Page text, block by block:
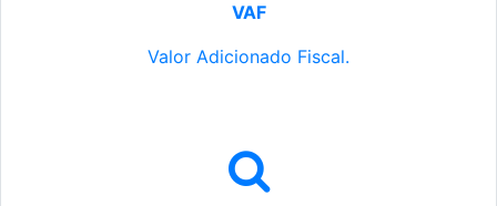
VAF
Valor Adicionado Fiscal.